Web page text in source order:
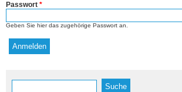
Passwort *
Geben Sie hier das zugehörige Passwort an.
Suchformular
Suche